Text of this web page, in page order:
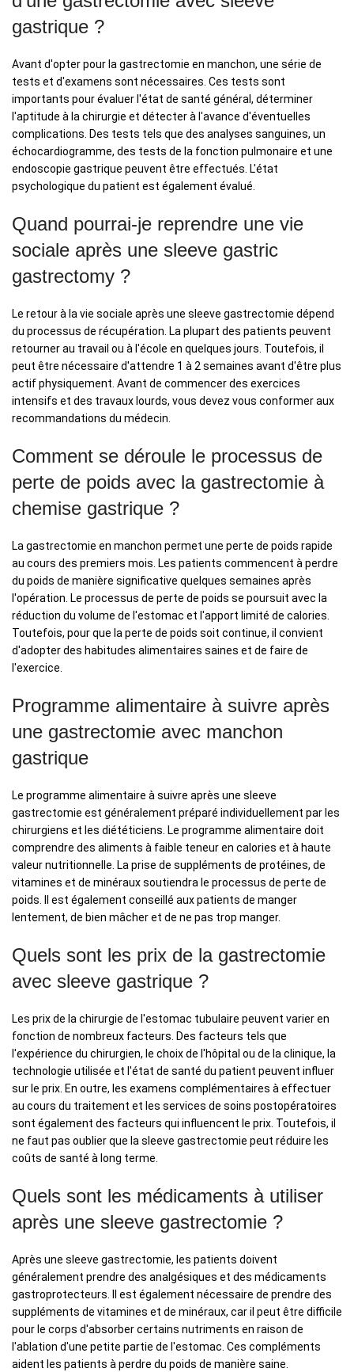
gastrique ?
Avant d'opter pour la gastrectomie en manchon, une série de
tests et d'examens sont nécessaires. Ces tests sont
importants pour évaluer l'état de santé général, déterminer
l'aptitude à la chirurgie et détecter à l'avance d'éventuelles
complications. Des tests tels que des analyses sanguines, un
échocardiogramme, des tests de la fonction pulmonaire et une
endoscopie gastrique peuvent être effectués. L'état
psychologique du patient est également évalué.
Quand pourrai-je reprendre une vie
sociale après une sleeve gastric
gastrectomy ?
Le retour à la vie sociale après une sleeve gastrectomie dépend
du processus de récupération. La plupart des patients peuvent
retourner au travail ou à l'école en quelques jours. Toutefois, il
peut être nécessaire d'attendre 1 à 2 semaines avant d'être plus
actif physiquement. Avant de commencer des exercices
intensifs et des travaux lourds, vous devez vous conformer aux
recommandations du médecin.
Comment se déroule le processus de
perte de poids avec la gastrectomie à
chemise gastrique ?
La gastrectomie en manchon permet une perte de poids rapide
au cours des premiers mois. Les patients commencent à perdre
du poids de manière significative quelques semaines après
l'opération. Le processus de perte de poids se poursuit avec la
réduction du volume de l'estomac et l'apport limité de calories.
Toutefois, pour que la perte de poids soit continue, il convient
d'adopter des habitudes alimentaires saines et de faire de
l'exercice.
Programme alimentaire à suivre après
une gastrectomie avec manchon
gastrique
Le programme alimentaire à suivre après une sleeve
gastrectomie est généralement préparé individuellement par les
chirurgiens et les diététiciens. Le programme alimentaire doit
comprendre des aliments à faible teneur en calories et à haute
valeur nutritionnelle. La prise de suppléments de protéines, de
vitamines et de minéraux soutiendra le processus de perte de
poids. Il est également conseillé aux patients de manger
lentement, de bien mâcher et de ne pas trop manger.
Quels sont les prix de la gastrectomie
avec sleeve gastrique ?
Les prix de la chirurgie de l'estomac tubulaire peuvent varier en
fonction de nombreux facteurs. Des facteurs tels que
l'expérience du chirurgien, le choix de l'hôpital ou de la clinique, la
technologie utilisée et l'état de santé du patient peuvent influer
sur le prix. En outre, les examens complémentaires à effectuer
au cours du traitement et les services de soins postopératoires
sont également des facteurs qui influencent le prix. Toutefois, il
ne faut pas oublier que la sleeve gastrectomie peut réduire les
coûts de santé à long terme.
Quels sont les médicaments à utiliser
après une sleeve gastrectomie ?
Après une sleeve gastrectomie, les patients doivent
généralement prendre des analgésiques et des médicaments
gastroprotecteurs. Il est également nécessaire de prendre des
suppléments de vitamines et de minéraux, car il peut être difficile
pour le corps d'absorber certains nutriments en raison de
l'ablation d'une petite partie de l'estomac. Ces compléments
aident les patients à perdre du poids de manière saine.